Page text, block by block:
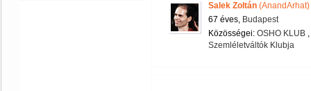
Salek Zoltán (AnandArhat)
67 éves, Budapest
Közösségei: OSHO KLUB ,
Szemléletváltók Klubja